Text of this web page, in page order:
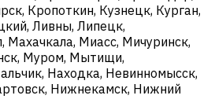
Кропоткин, Кузнецк, Курган,
Ливны, Липецк,
Махачкала, Миасс, Мичуринск,
Муром, Мытищи,
Находка, Невинномысск,
Нижнекамск, Нижний